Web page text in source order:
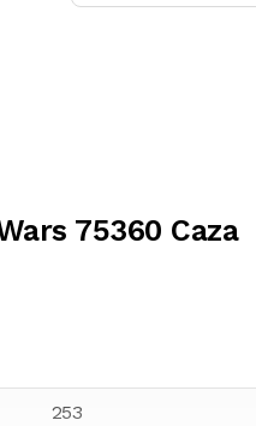
75360 Caza
253